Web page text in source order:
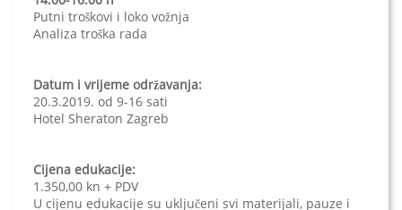
Putni troškovi i loko vožnja
Analiza troška rada
Datum i vrijeme održavanja:
20.3.2019. od 9-16 sati
Hotel Sheraton Zagreb
Cijena edukacije:
1.350,00 kn + PDV
U cijenu edukacije su uključeni svi materijali, pauze i